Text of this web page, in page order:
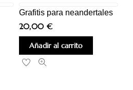
Grafitis para neandertales
20,00 €
Añadir al carrito